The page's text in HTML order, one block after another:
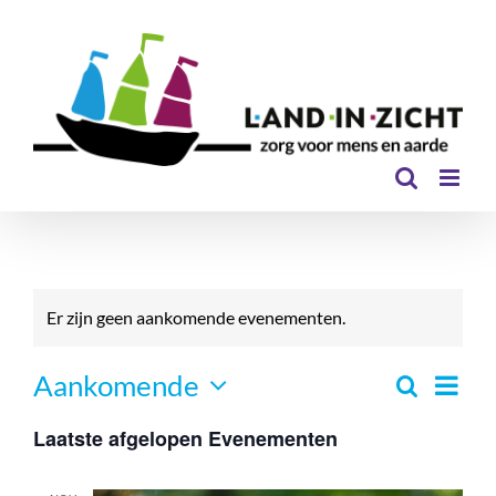
Er zijn geen aankomende evenementen.
Zoeken
Lijst
Aankomende
een
Laatste afgelopen Evenementen